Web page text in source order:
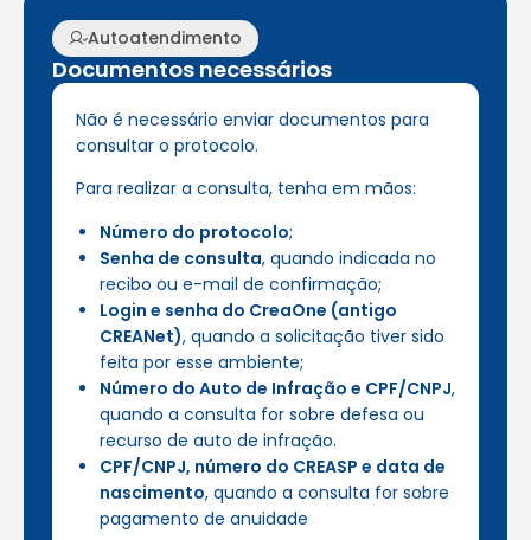
Autoatendimento
Documentos necessários
Não é necessário enviar documentos para
consultar o protocolo.
Para realizar a consulta, tenha em mãos:
Número do protocolo;
Senha de consulta, quando indicada no
recibo ou e-mail de confirmação;
Login e senha do CreaOne (antigo
CREANet), quando a solicitação tiver sido
feita por esse ambiente;
Número do Auto de Infração e CPF/CNPJ,
quando a consulta for sobre defesa ou
recurso de auto de infração.
CPF/CNPJ, número do CREASP e data de
nascimento, quando a consulta for sobre
pagamento de anuidade